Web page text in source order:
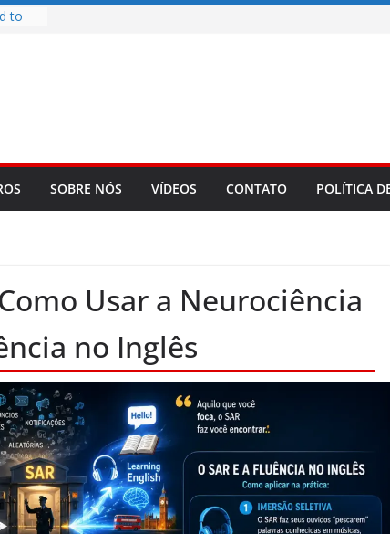
to
SOBRE NÓS VÍDEOS CONTATO POLÍTICA
Usar a Neurociência
no Inglês